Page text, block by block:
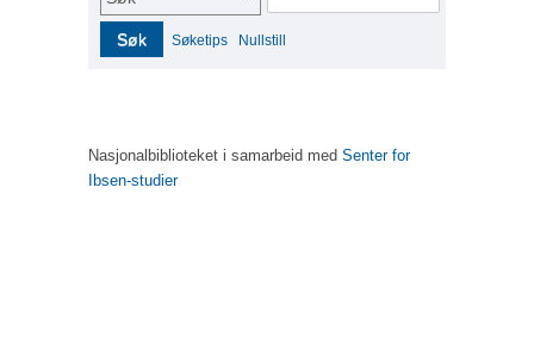
Søk Søketips Nullstill
Nasjonalbiblioteket i samarbeid med Senter for
Ibsen-studier